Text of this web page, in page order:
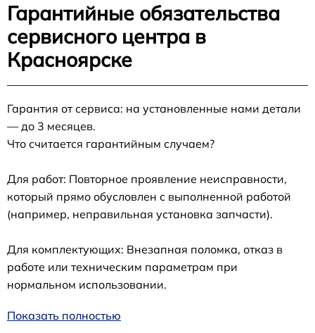
Гарантийные обязательства
сервисного центра в
Красноярске
Гарантия от сервиса: на установленные нами детали
— до 3 месяцев.
Что считается гарантийным случаем?
Для работ: Повторное проявление неисправности,
который прямо обусловлен с выполненной работой
(например, неправильная установка запчасти).
Для комплектующих: Внезапная поломка, отказ в
работе или техническим параметрам при
нормальном использовании.
Показать полностью